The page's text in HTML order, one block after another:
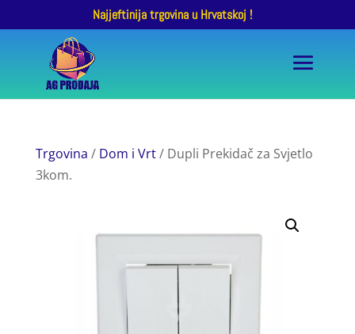
Najjeftinija trgovina u Hrvatskoj !
Trgovina / Dom i Vrt/ Dupli Prekidač za Svjetlo
3kom.